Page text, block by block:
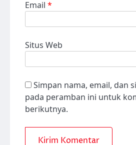
Email *
Situs Web
Simpan nama, email, dan
pada peramban ini untuk
berikutnya.